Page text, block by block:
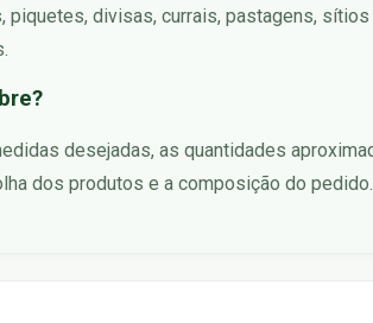
divisas, currais, pastagens,
desejadas, as quantidades
dos produtos e a composição do pedido.